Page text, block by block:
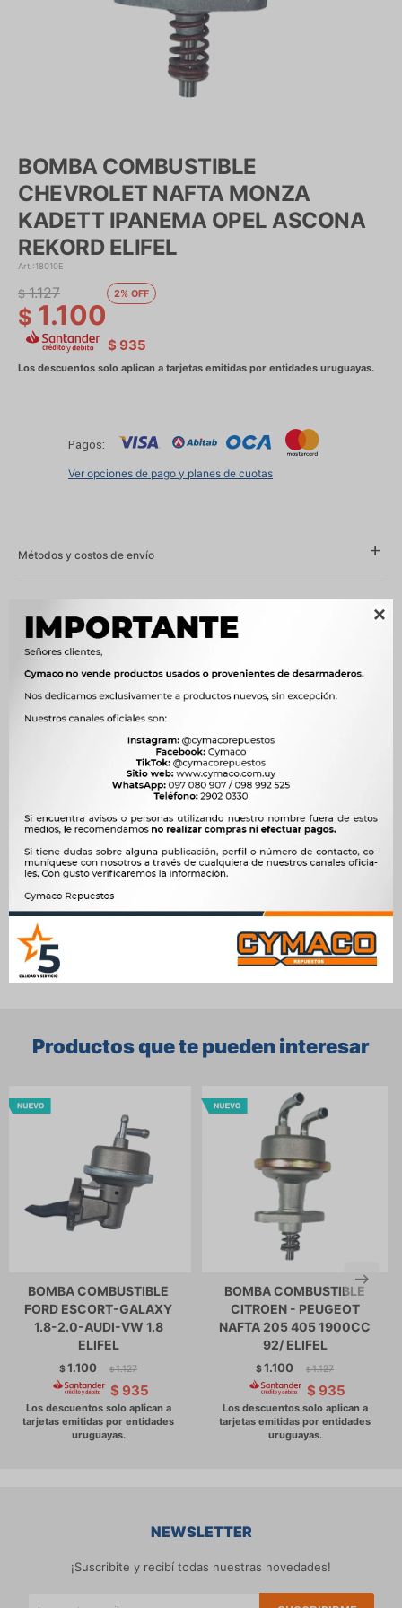

BOMBA COMBUSTIBLE
CHEVROLET NAFTA MONZA
KADETT IPANEMA OPEL ASCONA
REKORD ELIFEL
18010E
$ 1.100
$ 1.127 2
$ 935
Pagos:
Ver opciones de pago y planes de cuotas
Métodos y costos de envío
1972 - 1977, 1975 - 1981, 1977 - 1986, 1982 - 1987, 1988 - 1990, 1989
- 1997, 1989 - 1998
CHEVROLET, OPEL
ASCONA, IPANEMA, KADETT, MONZA, REKORD
Motor 1.8 C18L NAFTA, 2.0 20E NAFTA, 2.0 C20L NAFTA
   
Ver mas productos de la marca Elifel
Productos que te pueden interesar
BOMBA COMBUSTIBLE
FORD ESCORT-GALAXY
1.8-2.0-AUDI-VW 1.8
ELIFEL
$1.100 $ 1.127
$ 935
BOMBA COMBUSTIBLE
CITROEN - PEUGEOT
NAFTA 205 405 1900CC
92/ ELIFEL
$1.100 $ 1.127
$ 935
NEWSLETTER
¡Suscribite y recibí todas nuestras novedades!